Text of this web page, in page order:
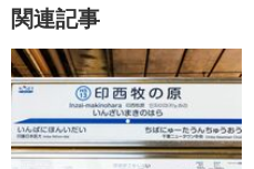
関連記事